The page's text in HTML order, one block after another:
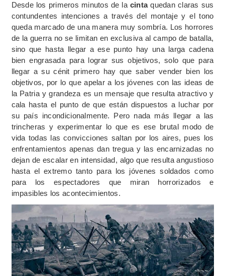
Desde los primeros minutos de la cintaquedan claras sus
contundentes intenciones a través del montaje y el tono
queda marcado de una manera muy sombría. Los horrores
de la guerra no se limitan en exclusiva al campo de batalla,
sino que hasta llegar a ese punto hay una larga cadena
bien engrasada para lograr sus objetivos, solo que para
llegar a su cénit primero hay que saber vender bien los
objetivos, por lo que apelar a los jóvenes con las ideas de
la Patria y grandeza es un mensaje que resulta atractivo y
cala hasta el punto de que están dispuestos a luchar por
su país incondicionalmente. Pero nada más llegar a las
trincheras y experimentar lo que es ese brutal modo de
vida todas las convicciones saltan por los aires, pues los
enfrentamientos apenas dan tregua y las encarnizadas no
dejan de escalar en intensidad, algo que resulta angustioso
hasta el extremo tanto para los jóvenes soldados como
para los espectadores que miran horrorizados e
impasibles los acontecimientos.